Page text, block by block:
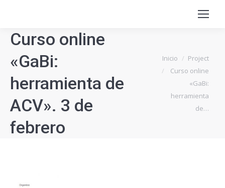
Curso online
«GaBi:
herramienta de
ACV». 3 de
febrero
Estás aquí:
Inicio
Project
Curso online
«GaBi:
herramienta
de…